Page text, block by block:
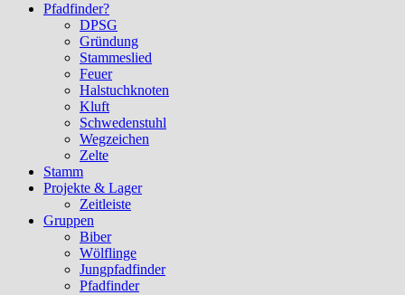
Pfadfinder?
DPSG
Gründung
Stammeslied
Feuer
Halstuchknoten
Kluft
Schwedenstuhl
Wegzeichen
Zelte
Stamm
Projekte & Lager
Zeitleiste
Gruppen
Biber
Wölflinge
Jungpfadfinder
Pfadfinder